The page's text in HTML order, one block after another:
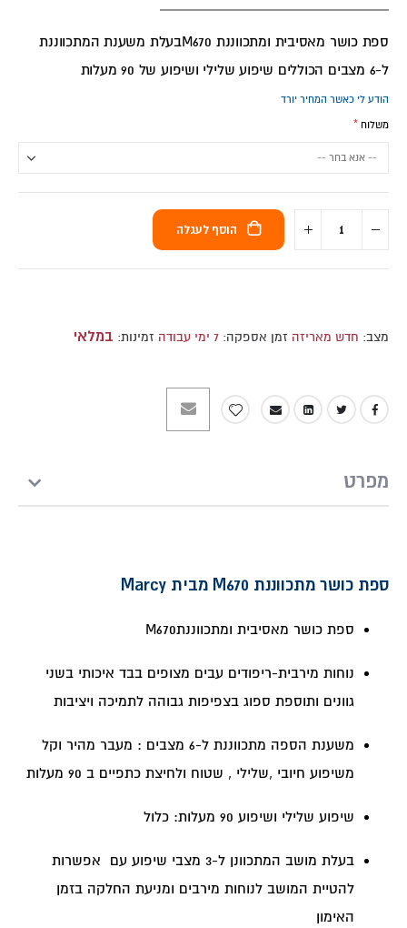
ספת כושר מאסיבית ומתכווננת M670בעלת משענת המתכווננת
ל-6 מצבים הכוללים שיפוע שלילי ושיפוע של 90 מעלות
הודע לי כאשר המחיר יורד
משלוח
הוסף לעגלה
מצב: חדש מאריזה זמן אספקה: 7 ימי עבודה זמינות: במלאי
מפרט
ספת כושר מתכווננת M670 מבית Marcy
ספת כושר מאסיבית ומתכווננתM670
נוחות מירבית-ריפודים עבים מצופים בבד איכותי בשני
גוונים ותוספת ספוג בצפיפות גבוהה לתמיכה ויציבות
משענת הספה מתכווננת ל-6 מצבים : מעבר מהיר וקל
משיפוע חיובי ,שלילי , שטוח ולחיצת כתפיים ב 90 מעלות
שיפוע שלילי ושיפוע 90 מעלות: כלול
בעלת מושב המתכוונן ל-3 מצבי שיפוע עם אפשרות
להטיית המושב לנוחות מירבים ומניעת החלקה בזמן
האימון